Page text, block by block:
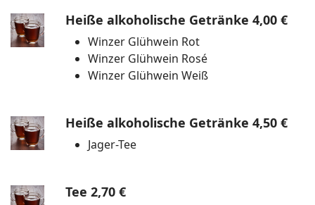
Heiße alkoholische Getränke 4,00 €
Winzer Glühwein Rot
Winzer Glühwein Rosé
Winzer Glühwein Weiß
Heiße alkoholische Getränke 4,50 €
Jager-Tee
Tee 2,70 €